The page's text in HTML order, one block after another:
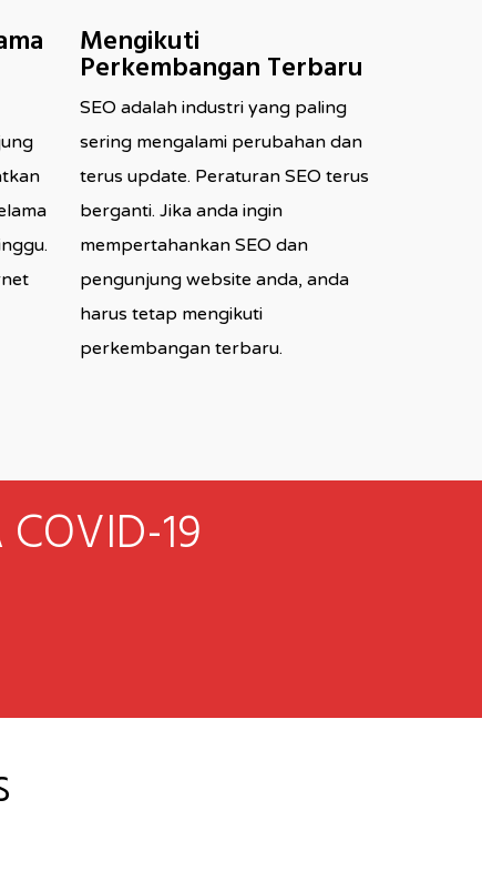
Mengikuti
Perkembangan Terbaru
SEO adalah industri yang paling
sering mengalami perubahan dan
terus update. Peraturan SEO terus
berganti. Jika anda ingin
mempertahankan SEO dan
pengunjung website anda, anda
harus tetap mengikuti
perkembangan terbaru.
19